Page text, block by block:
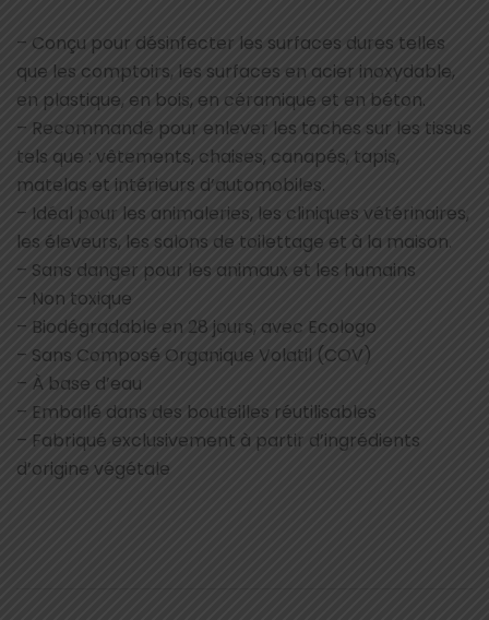
– Conçu pour désinfecter les surfaces dures telles
que les comptoirs, les surfaces en acier inoxydable,
en plastique, en bois, en céramique et en béton.
– Recommandé pour enlever les taches sur les tissus
tels que : vêtements, chaises, canapés, tapis,
matelas et intérieurs d’automobiles.
– Idéal pour les animaleries, les cliniques vétérinaires,
les éleveurs, les salons de toilettage et à la maison.
– Sans danger pour les animaux et les humains
– Non toxique
– Biodégradable en 28 jours, avec Ecologo
– Sans Composé Organique Volatil (COV)
– À base d’eau
– Emballé dans des bouteilles réutilisables
– Fabriqué exclusivement à partir d’ingrédients
d’origine végétale